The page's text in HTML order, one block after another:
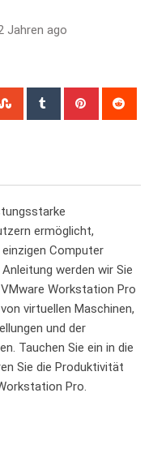
Jahren ago
StumbleUpon
Tumblr Pinterest
ermöglicht,
Computer
werden wir Sie
Workstation Pro
virtuellen Maschinen,
und der
⁣Tauchen Sie ein in die
Sie die Produktivität
Pro.